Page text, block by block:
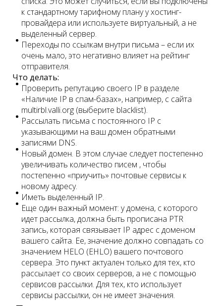
к стандартному тарифному плану у хостинг-
провайдера или используете виртуальный, а не
выделенный сервер.
Переходы по ссылкам внутри письма – если их
очень мало, это негативно влияет на рейтинг
отправителя.
Что делать:
Проверить репутацию своего IP в разделе
«Наличие IP в спам-базах», например, с сайта
multirbl.valli.org (выберите blacklist).
Рассылать письма c постоянного IP c
указывающими на ваш домен обратными
записями DNS.
Новый домен. В этом случае следует постепенно
увеличивать количество писем , чтобы
постепенно «приучить» почтовые сервисы к
новому адресу.
Иметь выделенный IP.
Еще один важный момент: у домена, с которого
идет рассылка, должна быть прописана PTR
запись, которая связывает IP адрес с доменом
вашего сайта. Ее, значение должно совпадать со
значением HELO (EHLO) вашего почтового
сервера. Это пункт актуален только для тех, кто
рассылает со своих серверов, а не с помощью
сервисов рассылки. Для тех, кто использует
сервисы рассылки, он не имеет значения.